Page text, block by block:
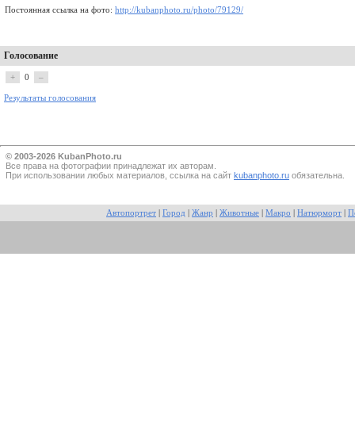
Постоянная ссылка на фото: http://kubanphoto.ru/photo/79129/
Голосование
+ 0 –
Результаты голосования
© 2003-2026 KubanPhoto.ru
Все прaва на фотографии принадлежат их авторам.
При использовании любых материалов, ссылка на сайт kubanphoto.ru обязательна.
Автопортрет Город Жанр Животные Макро Натюрморт